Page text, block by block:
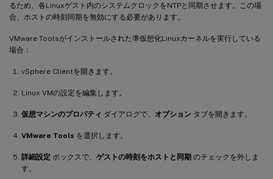
るため、各Linuxゲスト内のシステムクロックをNTPと同期させます。この場
合、ホストの時刻同期を無効にする必要があります。
VMware Toolsがインストールされた準仮想化Linuxカーネルを実行している
場合：
vSphere Clientを開きます。
Linux VMの設定を編集します。
仮想マシンのプロパティ ダイアログで、 オプション タブを開きます。
VMware Tools を選択します。
詳細設定 ボックスで、 ゲストの時刻をホストと同期 のチェックを外しま
す。